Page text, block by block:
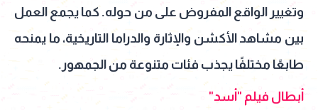
وتغيير الواقع المفروض على من حوله. كما يجمع العمل
بين مشاهد الأكشن والإثارة والدراما التاريخية، ما يمنحه
طابعًا مختلفًا يجذب فئات متنوعة من الجمهور.
أبطال فيلم "أسد"